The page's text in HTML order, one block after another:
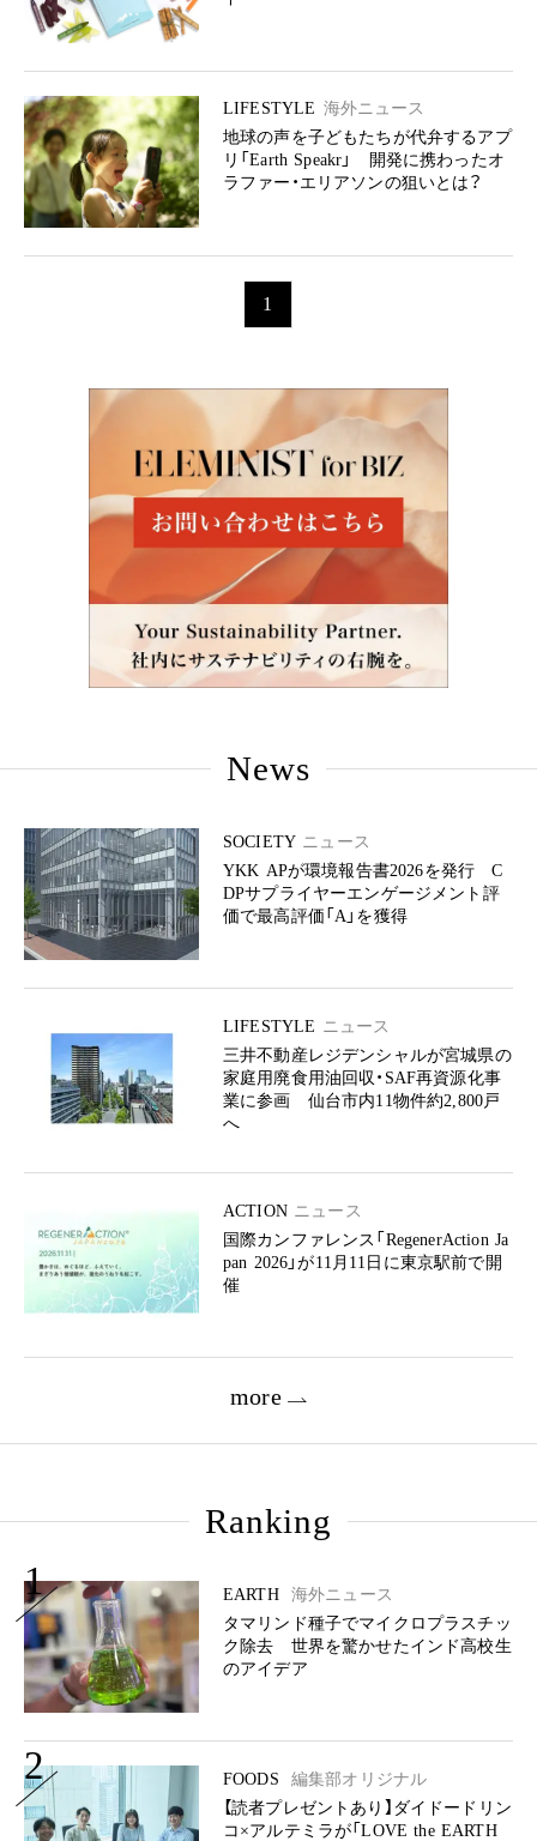
LIFESTYLE 海外ニュース
地球の声を子どもたちが代弁するアプ
リ「Earth Speakr」 開発に携わったオ
ラファー・エリアソンの狙いとは？
1
News
SOCIETY ニュース
YKK APが環境報告書2026を発行 C
DPサプライヤーエンゲージメント評
価で最高評価「A」を獲得
LIFESTYLE ニュース
三井不動産レジデンシャルが宮城県の
家庭用廃食用油回収・SAF再資源化事
業に参画 仙台市内11物件約2,800戸
へ
ACTION ニュース
国際カンファレンス「RegenerAction Ja
pan 2026」が11月11日に東京駅前で開
催
more
Ranking
1 EARTH
海外ニュース
タマリンド種子でマイクロプラスチッ
ク除去 世界を驚かせたインド高校生
のアイデア
2 FOODS
編集部オリジナル
【読者プレゼントあり】ダイドードリン
コ×アルテミラが「LOVE the EARTH